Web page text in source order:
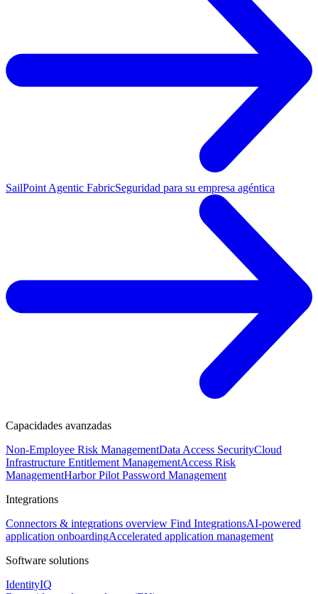
SailPoint Agentic FabricSeguridad para su empresa agéntica
Capacidades avanzadas
Non-Employee Risk ManagementData Access SecurityCloud
Infrastructure Entitlement ManagementAccess Risk
ManagementHarbor Pilot Password Management
Integrations
Connectors & integrations overview Find IntegrationsAI-powered
application onboardingAccelerated application management
Software solutions
IdentityIQ